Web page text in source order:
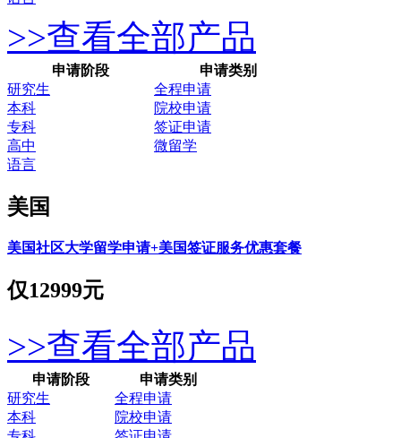
>>查看全部产品
申请阶段
申请类别
研究生
全程申请
本科
院校申请
专科
签证申请
高中
微留学
语言
美国
美国社区大学留学申请+美国签证服务优惠套餐
仅12999元
>>查看全部产品
申请阶段
申请类别
研究生
全程申请
本科
院校申请